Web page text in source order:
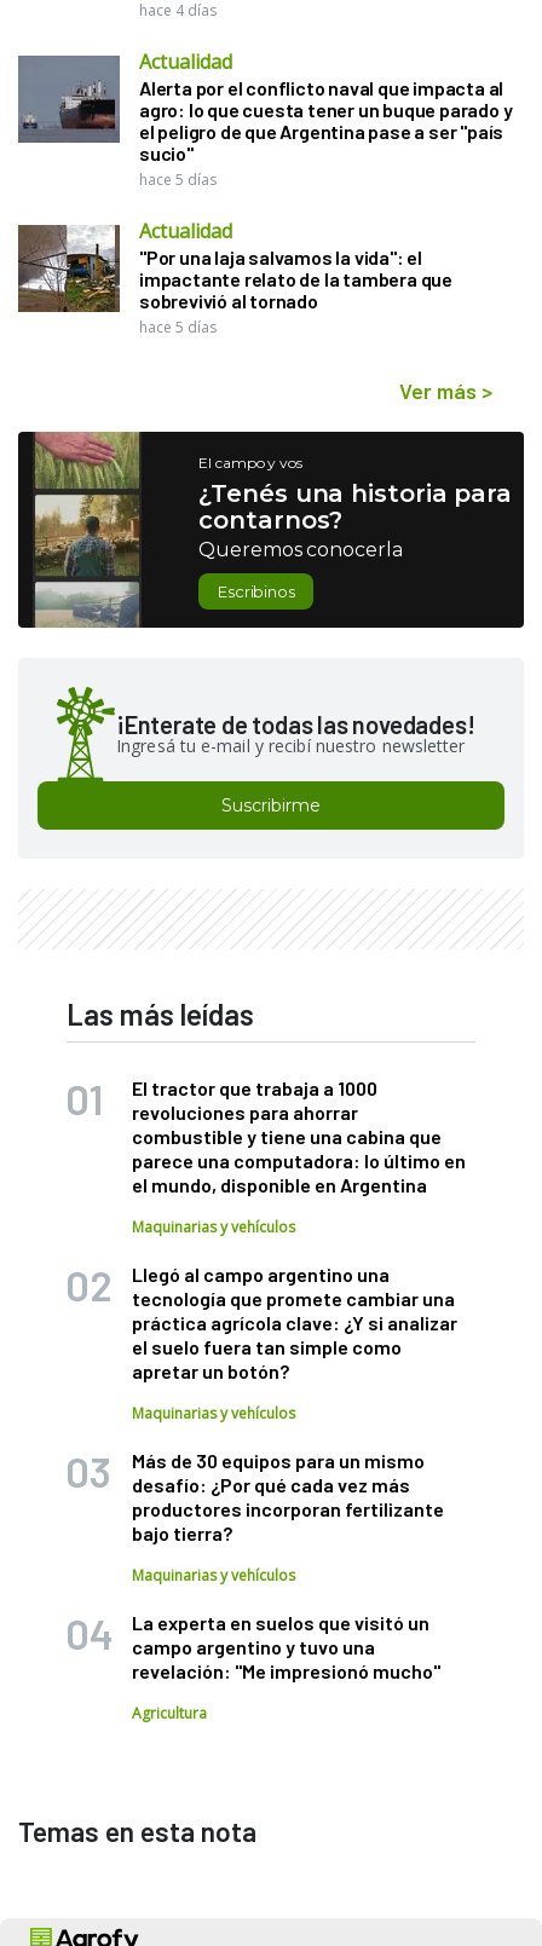
hace 4 días
Actualidad
Alerta por el conflicto naval que impacta al
agro: lo que cuesta tener un buque parado y
el peligro de que Argentina pase a ser "país
sucio"
hace 5 días
Actualidad
"Por una laja salvamos la vida": el
impactante relato de la tambera que
sobrevivió al tornado
hace 5 días
Ver más >
El campo y vos
¿Tenés una historia para
contarnos?
Queremos conocerla
Escribinos
¡Enterate de todas las novedades!
Ingresá tu e-mail y recibí nuestro newsletter
Suscribirme
Las más leídas
El tractor que trabaja a 1000
revoluciones para ahorrar
combustible y tiene una cabina que
parece una computadora: lo último en
el mundo, disponible en Argentina
Maquinarias y vehículos
Llegó al campo argentino una
tecnología que promete cambiar una
práctica agrícola clave: ¿Y si analizar
el suelo fuera tan simple como
apretar un botón?
Maquinarias y vehículos
Más de 30 equipos para un mismo
desafío: ¿Por qué cada vez más
productores incorporan fertilizante
bajo tierra?
Maquinarias y vehículos
La experta en suelos que visitó un
campo argentino y tuvo una
revelación: "Me impresionó mucho"
Agricultura
Temas en esta nota